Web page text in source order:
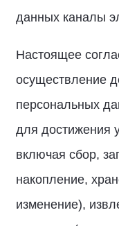
данных каналы
Настоящее
осуществление
персональных
для достижения
включая сбор,
накопление,
изменение),